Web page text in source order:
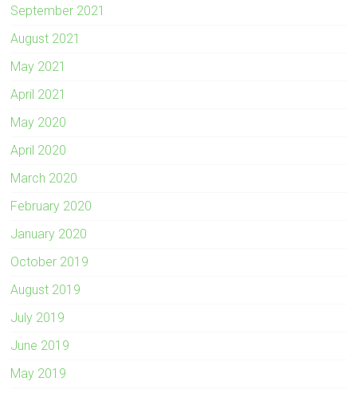
September 2021
August 2021
May 2021
April 2021
May 2020
April 2020
March 2020
February 2020
January 2020
October 2019
August 2019
July 2019
June 2019
May 2019